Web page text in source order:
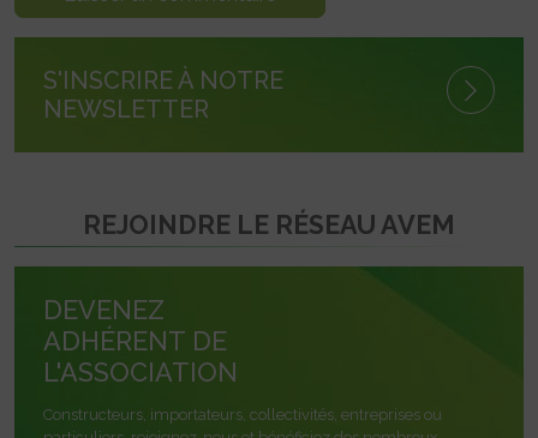
S'INSCRIRE À NOTRE
NEWSLETTER
REJOINDRE LE RÉSEAU AVEM
DEVENEZ
ADHÉRENT DE
L'ASSOCIATION
Constructeurs, importateurs, collectivités, entreprises ou